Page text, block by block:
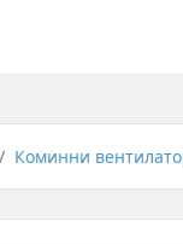
Коминни